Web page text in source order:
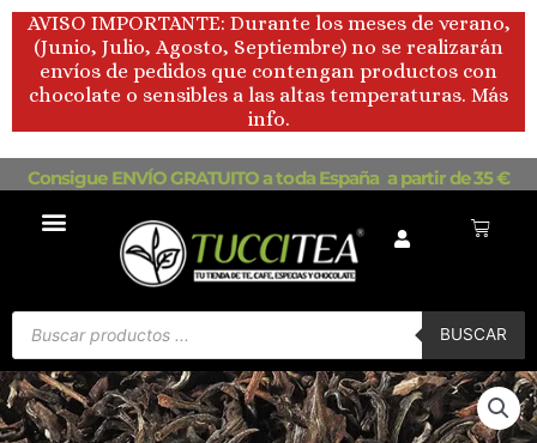
contenido
AVISO IMPORTANTE: Durante los meses de verano,
(Junio, Julio, Agosto, Septiembre) no se realizarán
envíos de pedidos que contengan productos con
chocolate o sensibles a las altas temperaturas. Más
info.
Consigue ENVÍO GRATUITO a toda España a partir de 35 €
Carrito
Búsqueda
productos
BUSCAR